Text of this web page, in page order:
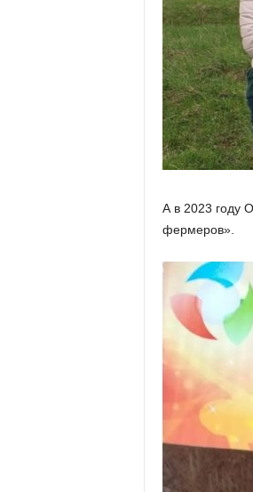
А в 2023 году
фермеров».